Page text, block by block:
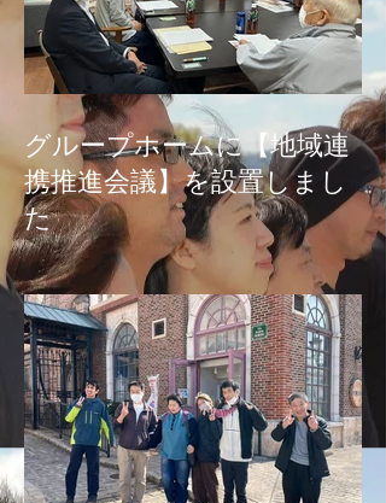
グループホームに【地域連
携推進会議】を設置しまし
た